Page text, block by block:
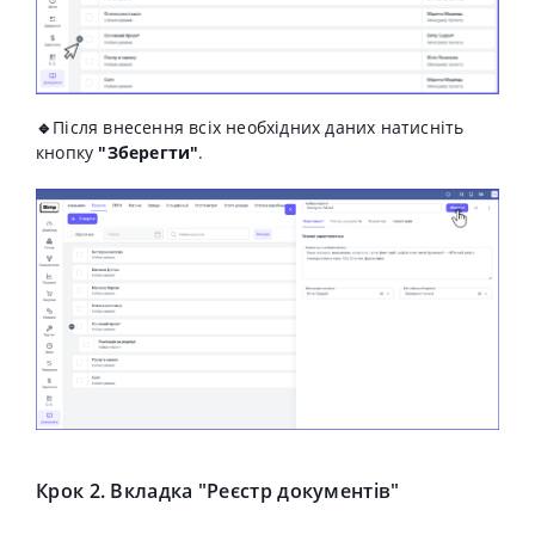
🔹 Після внесення всіх необхідних даних натисніть
кнопку "Зберегти".
Крок 2. Вкладка "Реєстр документів"